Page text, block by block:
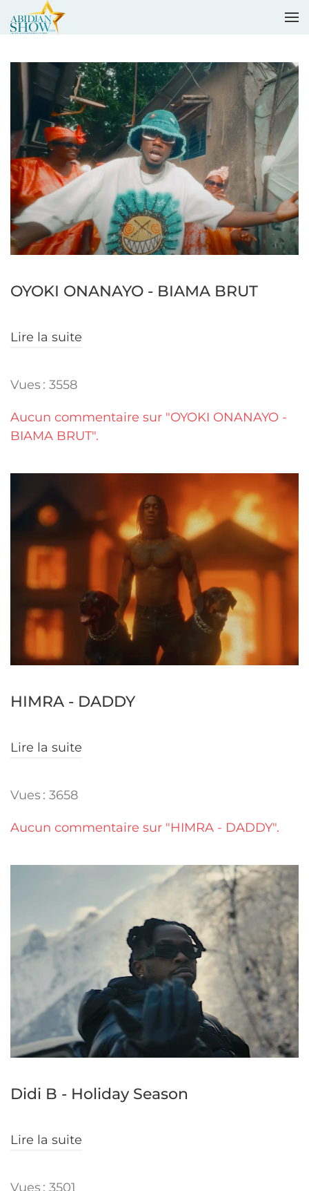
OYOKI ONANAYO - BIAMA BRUT
Lire la suite
Vues : 3558
Aucun commentaire sur "OYOKI ONANAYO -
BIAMA BRUT".
HIMRA - DADDY
Lire la suite
Vues : 3658
Aucun commentaire sur "HIMRA - DADDY".
Didi B - Holiday Season
Lire la suite
Vues : 3501